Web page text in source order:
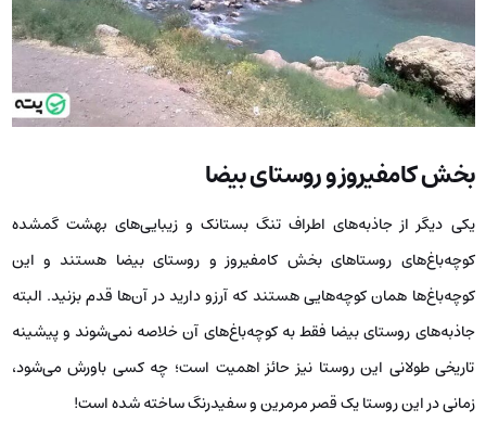
بخش کامفیروز و روستای بیضا
یکی دیگر از جاذبه‌های اطراف تنگ بستانک و زیبایی‌های بهشت گمشده
کوچه‌باغ‌های روستاهای بخش کامفیروز و روستای بیضا هستند و این
کوچه‌باغ‌ها همان کوچه‌هایی هستند که آرزو دارید در آن‌ها قدم بزنید. البته
جاذبه‌های روستای بیضا فقط به کوچه‌باغ‌های آن خلاصه نمی‌شوند و پیشینه
تاریخی طولانی این روستا نیز حائز اهمیت است؛ چه کسی باورش می‌شود،
زمانی در این روستا یک قصر مرمرین و سفیدرنگ ساخته شده است!